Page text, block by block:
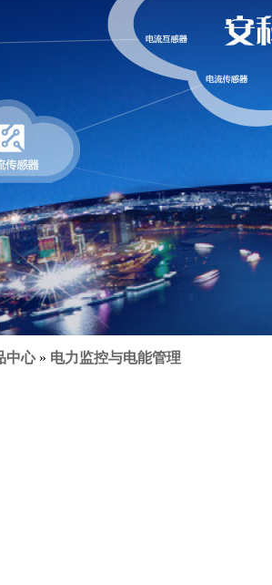
中心» 电力监控与电能管理